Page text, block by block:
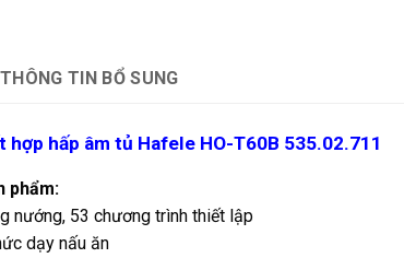
THÔNG TIN BỔ SUNG
hợp hấp âm tủ Hafele HO-T60B 535.02.711
phẩm:
nướng, 53 chương trình thiết lập
dạy nấu ăn